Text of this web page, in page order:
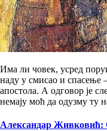
Има ли човек, усред
наду у смисао и спасење
апостола. А одговор је
немају моћ да одузму ту
Александар Живковић: